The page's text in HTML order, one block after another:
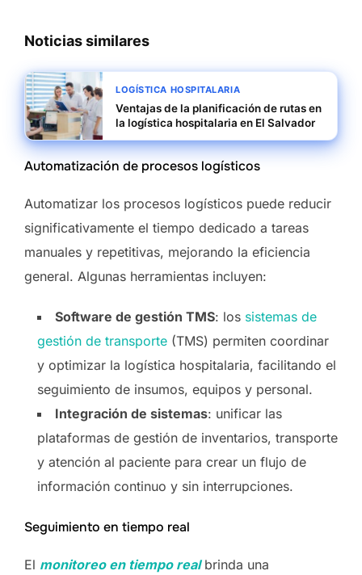
Noticias similares
LOGÍSTICA HOSPITALARIA
Ventajas de la planificación de rutas en
la logística hospitalaria en El Salvador
Automatización de procesos logísticos
Automatizar los procesos logísticos puede reducir
significativamente el tiempo dedicado a tareas
manuales y repetitivas, mejorando la eficiencia
general. Algunas herramientas incluyen:
Software de gestión TMS: los sistemas de
gestión de transporte (TMS) permiten coordinar
y optimizar la logística hospitalaria, facilitando el
seguimiento de insumos, equipos y personal.
Integración de sistemas: unificar las
plataformas de gestión de inventarios, transporte
y atención al paciente para crear un flujo de
información continuo y sin interrupciones.
Seguimiento en tiempo real
El monitoreo en tiempo realbrinda una